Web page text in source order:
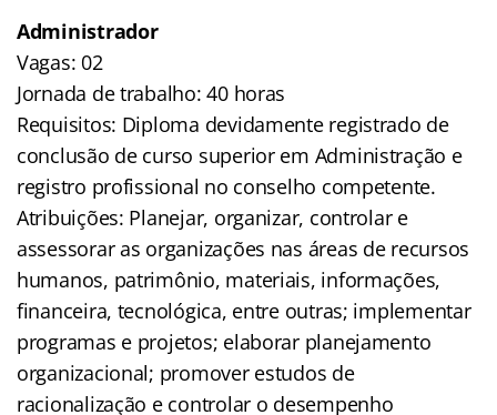
Administrador
Vagas: 02
Jornada de trabalho: 40 horas
Requisitos: Diploma devidamente registrado de
conclusão de curso superior em Administração e
registro profissional no conselho competente.
Atribuições: Planejar, organizar, controlar e
assessorar as organizações nas áreas de recursos
humanos, patrimônio, materiais, informações,
financeira, tecnológica, entre outras; implementar
programas e projetos; elaborar planejamento
organizacional; promover estudos de
racionalização e controlar o desempenho